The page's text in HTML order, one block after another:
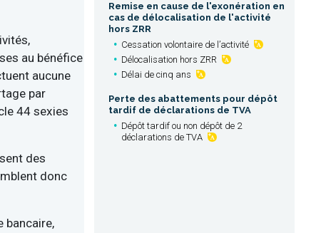
au bénéfice
aucune
par
44 sexies
des
donc
bancaire,
Remise en cause de l'exonération en
cas de délocalisation de l'activité
hors ZRR
Cessation volontaire de l’activité
Délocalisation hors ZRR
Délai de cinq ans
Perte des abattements pour dépôt
tardif de déclarations de TVA
Dépôt tardif ou non dépôt de 2
déclarations de TVA